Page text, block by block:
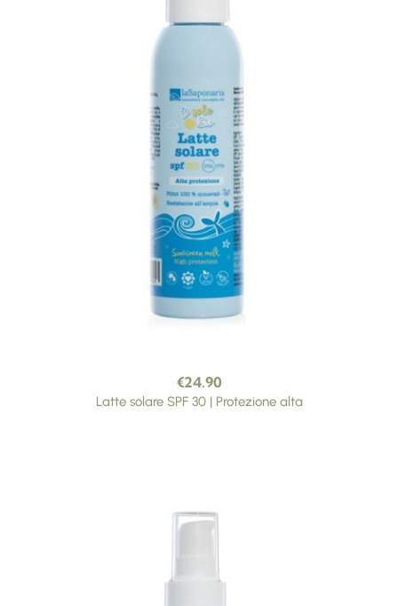
€24.90
Latte solare SPF 30 | Protezione alta